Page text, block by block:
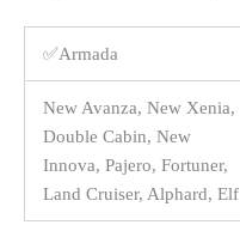
✅Armada
New Avanza, New Xenia,
Double Cabin, New
Innova, Pajero, Fortuner,
Land Cruiser, Alphard, Elf